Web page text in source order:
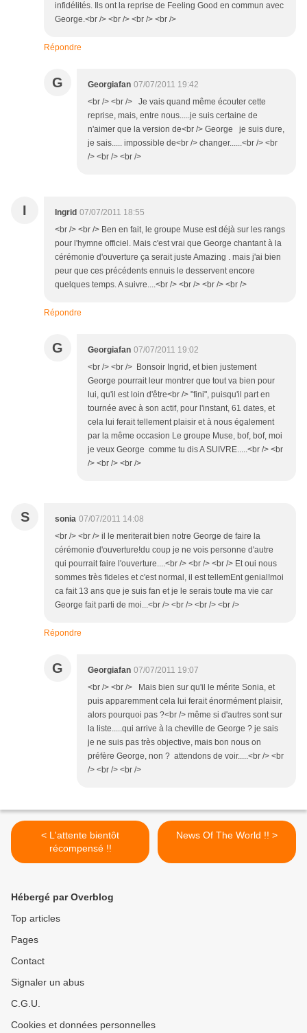
infidélités. Ils ont la reprise de Feeling Good en commun avec
George.<br /> <br /> <br /> <br />
Répondre
G Georgiafan 07/07/2011 19:42
<br /> <br /> Je vais quand même écouter cette
reprise, mais, entre nous.....je suis certaine de
n'aimer que la version de<br /> George je suis dure,
je sais..... impossible de<br /> changer......<br /> <br
/> <br /> <br />
I Ingrid 07/07/2011 18:55
<br /> <br /> Ben en fait, le groupe Muse est déjà sur les rangs
pour l'hymne officiel. Mais c'est vrai que George chantant à la
cérémonie d'ouverture ça serait juste Amazing . mais j'ai bien
peur que ces précédents ennuis le desservent encore
quelques temps. A suivre....<br /> <br /> <br /> <br />
Répondre
G Georgiafan 07/07/2011 19:02
<br /> <br /> Bonsoir Ingrid, et bien justement
George pourrait leur montrer que tout va bien pour
lui, qu'il est loin d'être<br /> "fini", puisqu'il part en
tournée avec à son actif, pour l'instant, 61 dates, et
cela lui ferait tellement plaisir et à nous également
par la même occasion Le groupe Muse, bof, bof, moi
je veux George comme tu dis A SUIVRE.....<br /> <br
/> <br /> <br />
S sonia 07/07/2011 14:08
<br /> <br /> il le meriterait bien notre George de faire la
cérémonie d'ouverture!du coup je ne vois personne d'autre
qui pourrait faire l'ouverture....<br /> <br /> <br /> Et oui nous
sommes très fideles et c'est normal, il est tellemEnt genial!moi
ca fait 13 ans que je suis fan et je le serais toute ma vie car
George fait parti de moi...<br /> <br /> <br /> <br />
Répondre
G Georgiafan 07/07/2011 19:07
<br /> <br /> Mais bien sur qu'il le mérite Sonia, et
puis apparemment cela lui ferait énormément plaisir,
alors pourquoi pas ?<br /> même si d'autres sont sur
la liste.....qui arrive à la cheville de George ? je sais
je ne suis pas très objective, mais bon nous on
préfère George, non ? attendons de voir.....<br /> <br
/> <br /> <br />
< L'attente bientôt
récompensé !!
News Of The World !! >
Hébergé par Overblog
Top articles
Pages
Contact
Signaler un abus
C.G.U.
Cookies et données personnelles